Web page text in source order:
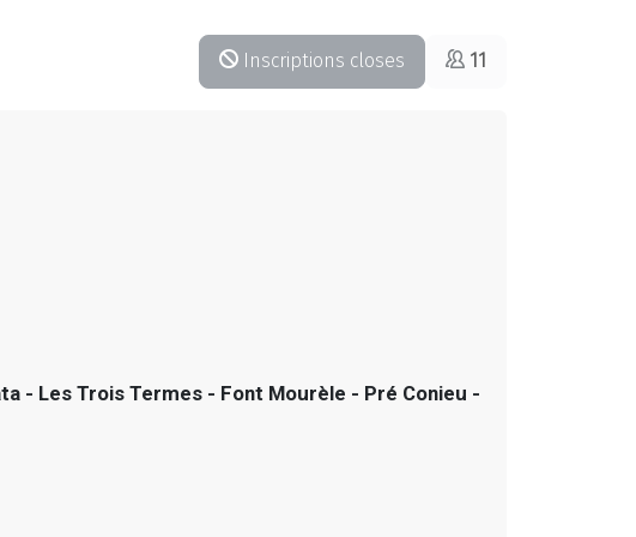
Inscriptions closes 11
- Les Trois Termes - Font Mourèle - Pré Conieu -